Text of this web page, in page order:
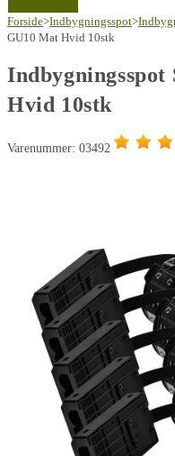
Forside>Indbygningsspot>
GU10 Mat Hvid 10stk
Hvid 10stk
Varenummer: 03492